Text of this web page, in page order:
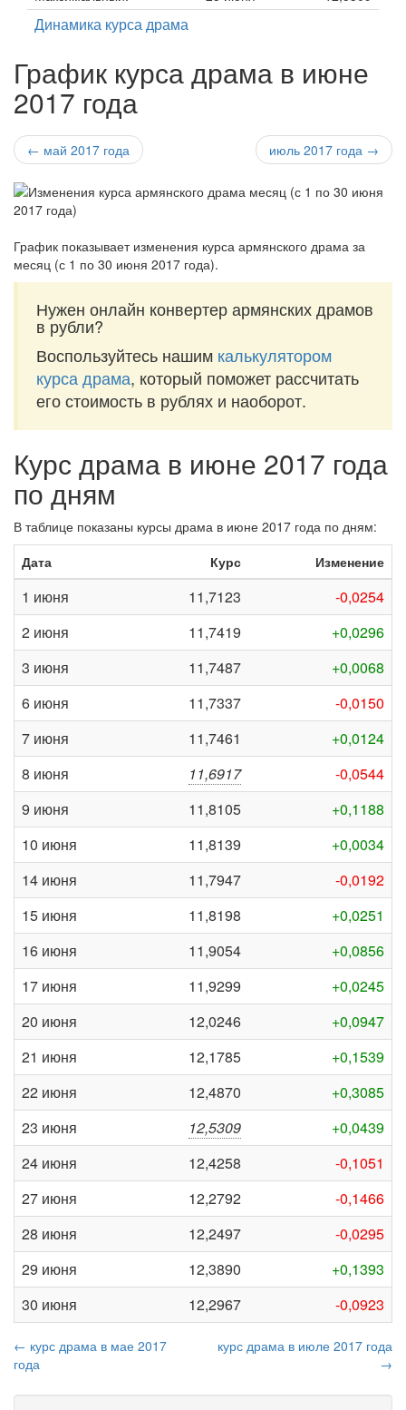
Динамика курса драма
График курса драма в июне
2017 года
← май 2017 года июль 2017 года →
График показывает изменения курса армянского драма за
месяц (с 1 по 30 июня 2017 года).
Нужен онлайн конвертер армянских драмов
в рубли?
Воспользуйтесь нашим калькулятором
курса драма, который поможет рассчитать
его стоимость в рублях и наоборот.
Курс драма в июне 2017 года
по дням
В таблице показаны курсы драма в июне 2017 года по дням:
Дата
Курс Изменение
1 июня 11,7123
-0,0254
2 июня
11,7419
+0,0296
3 июня
11,7487
+0,0068
6 июня
11,7337
-0,0150
7 июня
11,7461
+0,0124
8 июня
11,6917
-0,0544
9 июня
11,8105
+0,1188
10 июня
11,8139
+0,0034
14 июня
11,7947
-0,0192
15 июня
11,8198
+0,0251
16 июня
11,9054
+0,0856
17 июня
11,9299
+0,0245
20 июня
12,0246
+0,0947
21 июня
12,1785
+0,1539
22 июня
12,4870
+0,3085
23 июня
12,5309
+0,0439
24 июня
12,4258
-0,1051
27 июня
12,2792
-0,1466
28 июня
12,2497
-0,0295
29 июня
12,3890
+0,1393
30 июня
12,2967 -0,0923
← курс драма в мае 2017
года
курс драма в июле 2017 года
→